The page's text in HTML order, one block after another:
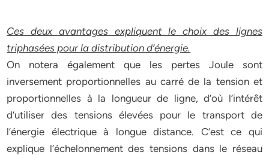
Ces deux avantages expliquent le choix des lignes
triphasées pour la distribution d’énergie.
On notera également que les pertes Joule sont
inversement proportionnelles au carré de la tension et
proportionnelles à la longueur de ligne, d’où l’intérêt
d’utiliser des tensions élevées pour le transport de
l’énergie électrique à longue distance. C’est ce qui
explique l’échelonnement des tensions dans le réseau